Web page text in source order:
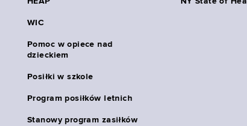
WIC
Pomoc w opiece nad
dzieckiem
Posiłki w szkole
Program posiłków letnich
Stanowy program zasiłków